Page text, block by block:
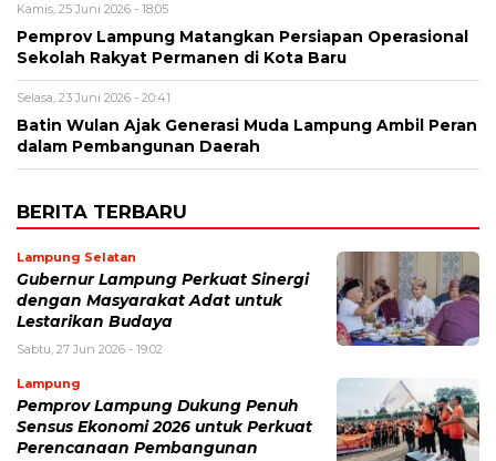
Kamis, 25 Juni 2026 - 18:05
Pemprov Lampung Matangkan Persiapan Operasional
Sekolah Rakyat Permanen di Kota Baru
Selasa, 23 Juni 2026 - 20:41
Batin Wulan Ajak Generasi Muda Lampung Ambil Peran
dalam Pembangunan Daerah
BERITA TERBARU
Lampung Selatan
Gubernur Lampung Perkuat Sinergi
dengan Masyarakat Adat untuk
Lestarikan Budaya
Sabtu, 27 Jun 2026 - 19:02
Lampung
Pemprov Lampung Dukung Penuh
Sensus Ekonomi 2026 untuk Perkuat
Perencanaan Pembangunan